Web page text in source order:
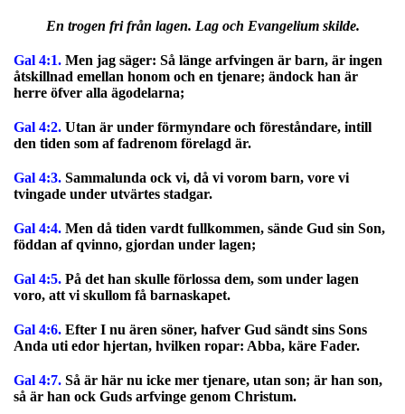
En trogen fri från lagen. Lag och Evangelium skilde.
Gal 4:1. Men jag säger: Så länge arfvingen är barn, är ingen
åtskillnad emellan honom och en tjenare; ändock han är
herre öfver alla ägodelarna;
Gal 4:2. Utan är under förmyndare och föreståndare, intill
den tiden som af fadrenom förelagd är.
Gal 4:3. Sammalunda ock vi, då vi vorom barn, vore vi
tvingade under utvärtes stadgar.
Gal 4:4. Men då tiden vardt fullkommen, sände Gud sin Son,
föddan af qvinno, gjordan under lagen;
Gal 4:5. På det han skulle förlossa dem, som under lagen
voro, att vi skullom få barnaskapet.
Gal 4:6. Efter I nu ären söner, hafver Gud sändt sins Sons
Anda uti edor hjertan, hvilken ropar: Abba, käre Fader.
Gal 4:7. Så är här nu icke mer tjenare, utan son; är han son,
så är han ock Guds arfvinge genom Christum.